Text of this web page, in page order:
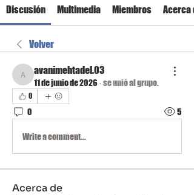
Discusión Multimedia Miembros Acerca
Volver
avanimehtadel.03
avanimehtadel.03
11 de junio de 2026· se unió al grupo.
0
0 5
Write a comment...
Acerca de